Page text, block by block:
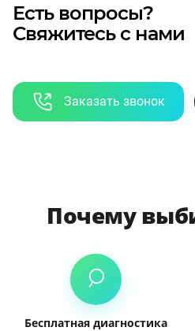
Есть вопросы?
Свяжитесь с нами
Заказать звонок
Почему
Бесплатная диагностика